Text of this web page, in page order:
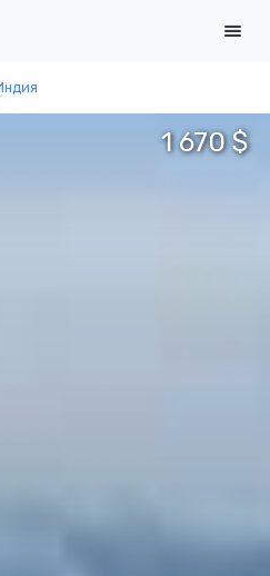
1 670 $